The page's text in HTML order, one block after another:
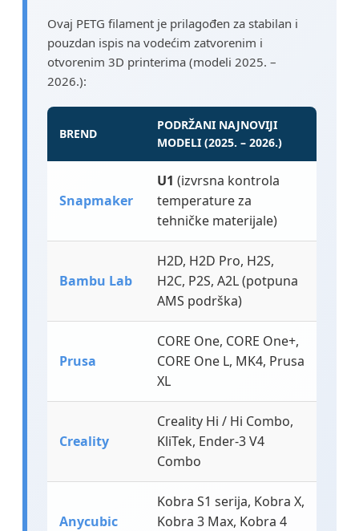
Ovaj PETG filament je prilagođen za stabilan i
pouzdan ispis na vodećim zatvorenim i
otvorenim 3D printerima (modeli 2025. –
2026.):
BREND
PODRŽANI NAJNOVIJI
MODELI (2025. – 2026.)
Snapmaker
U1 (izvrsna kontrola
temperature za
tehničke materijale)
Bambu Lab
H2D, H2D Pro, H2S,
H2C, P2S, A2L (potpuna
AMS podrška)
Prusa
CORE One, CORE One+,
CORE One L, MK4, Prusa
XL
Creality
Creality Hi / Hi Combo,
KliTek, Ender-3 V4
Combo
Anycubic
Kobra S1 serija, Kobra X,
Kobra 3 Max, Kobra 4